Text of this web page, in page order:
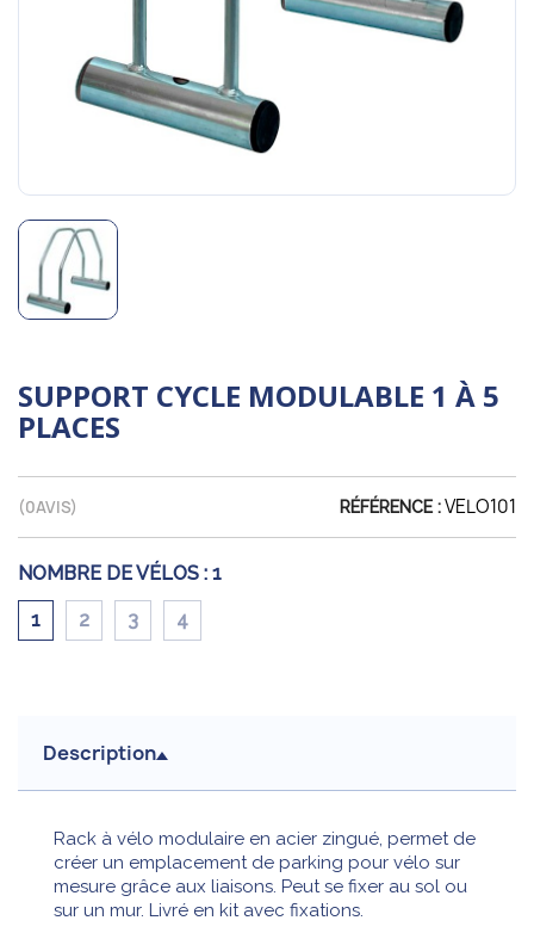
SUPPORT CYCLE MODULABLE 1 À 5
PLACES
(0AVIS) RÉFÉRENCE :VELO101
NOMBRE DE VÉLOS : 1
1 2 3 4
Description
Rack à vélo modulaire en acier zingué, permet de
créer un emplacement de parking pour vélo sur
mesure grâce aux liaisons. Peut se fixer au sol ou
sur un mur. Livré en kit avec fixations.